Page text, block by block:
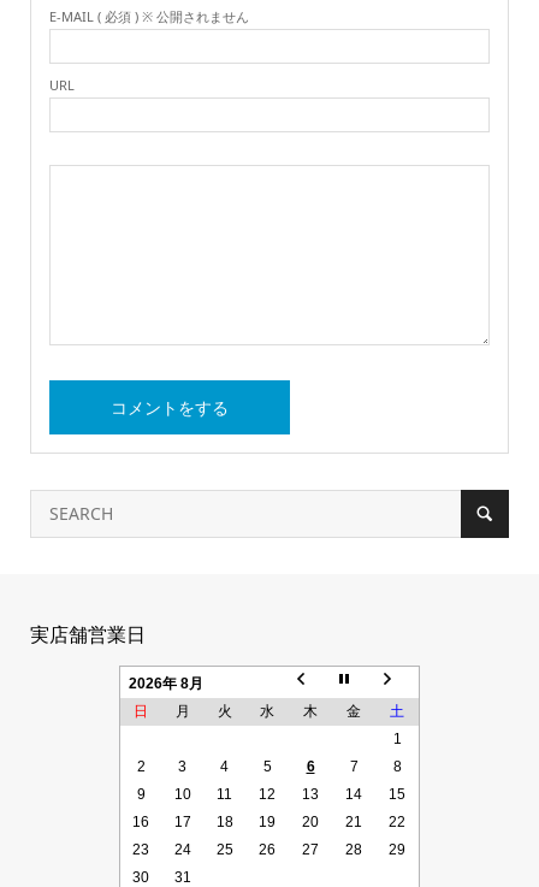
E-MAIL ( 必須 ) ※ 公開されません
URL
実店舗営業日
2026年 8月
日
月 火 水 木 金
土
1
2
3 4 5 6 7
8
9
10 11 12 13 14
15
16
17 18 19 20 21
22
23
24 25 26 27 28
29
30
31